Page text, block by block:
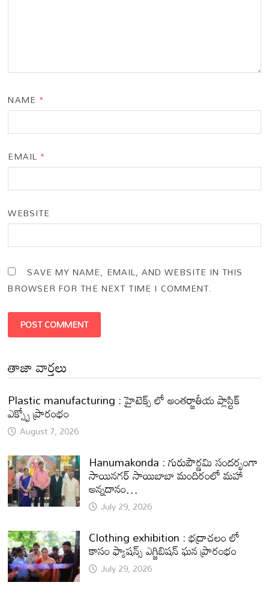
NAME *
EMAIL *
WEBSITE
SAVE MY NAME, EMAIL, AND WEBSITE IN THIS
BROWSER FOR THE NEXT TIME I COMMENT.
తాజా వార్తలు
Plastic manufacturing : హైటెక్స్ లో అంతర్జాతీయ ప్లాస్టిక్
ఎక్స్పో ప్రారంభం
August 7, 2026
Hanumakonda : గురుపౌర్ణమి సందర్భంగా
సాయినగర్‌ సాయిబాబా మందిరంలో మహా
అన్నదానం…
July 29, 2026
Clothing exhibition : భద్రాచలం లో
కాసం ఫ్యాషన్స్ ఎగ్జిబిషన్ ఘన ప్రారంభం
July 29, 2026